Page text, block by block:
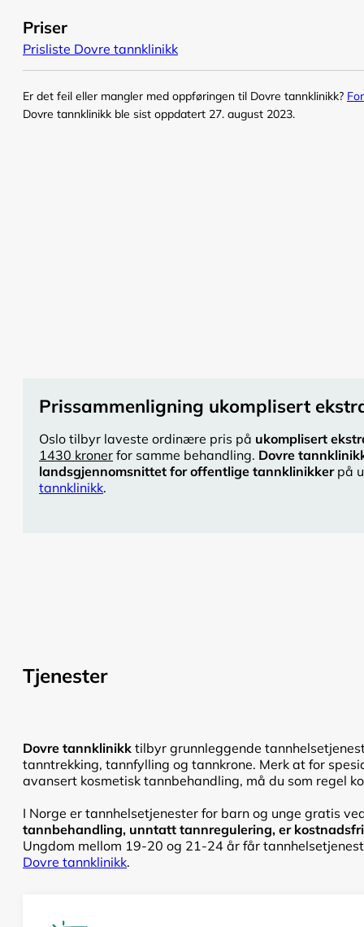
Priser
Prisliste Dovre tannklinikk
Er det feil eller mangler med oppføringen til Dovre tannklinikk?
Dovre tannklinikk ble sist oppdatert 27. august 2023.
Prissammenligning ukomplisert
Oslo tilbyr laveste ordinære pris på ukomplisert
1430 kroner for samme behandling. Dovre
landsgjennomsnittet for offentlige tannklinikkerpå
tannklinikk.
Tjenester
Dovre tannklinikk tilbyr grunnleggende
tanntrekking, tannfylling og tannkrone. Merk at for
avansert kosmetisk tannbehandling, må du som regel
I Norge er tannhelsetjenester for barn og unge gratis
tannbehandling, unntatt tannregulering, er
Ungdom mellom 19-20 og 21-24 år får
Dovre tannklinikk.